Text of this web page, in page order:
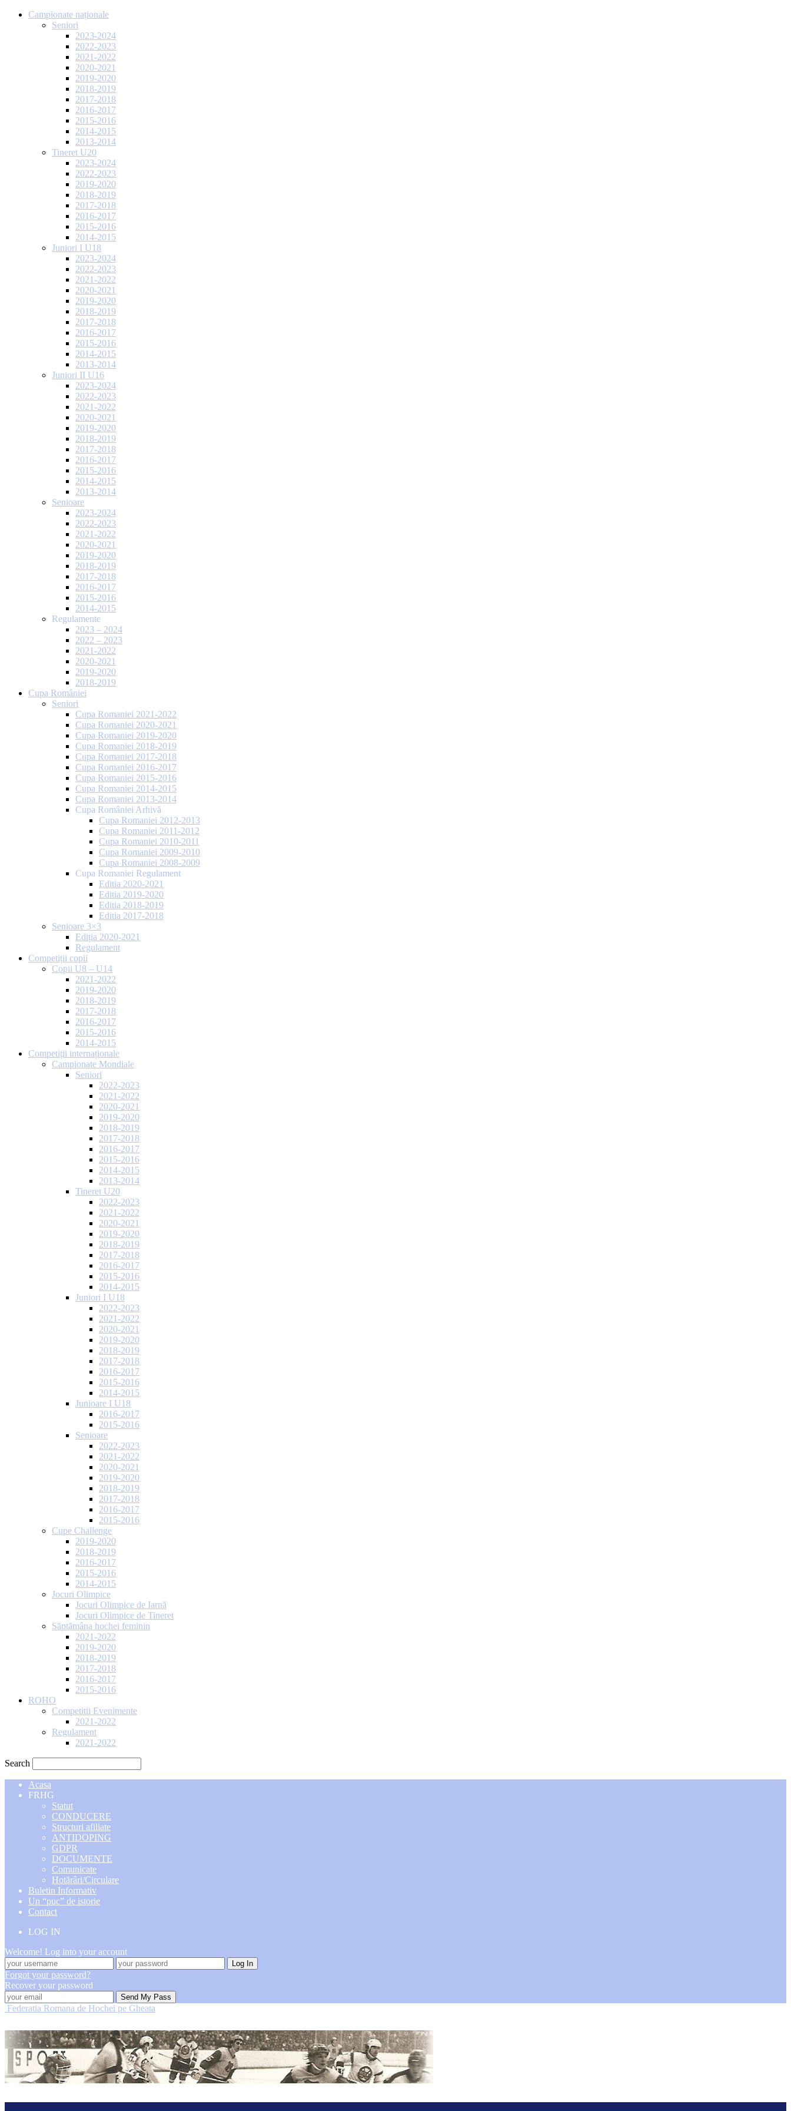
Campionate naționale
Seniori
2023-2024
2022-2023
2021-2022
2020-2021
2019-2020
2018-2019
2017-2018
2016-2017
2015-2016
2014-2015
2013-2014
Tineret U20
2023-2024
2022-2023
2019-2020
2018-2019
2017-2018
2016-2017
2015-2016
2014-2015
Juniori I U18
2023-2024
2022-2023
2021-2022
2020-2021
2019-2020
2018-2019
2017-2018
2016-2017
2015-2016
2014-2015
2013-2014
Juniori II U16
2023-2024
2022-2023
2021-2022
2020-2021
2019-2020
2018-2019
2017-2018
2016-2017
2015-2016
2014-2015
2013-2014
Senioare
2023-2024
2022-2023
2021-2022
2020-2021
2019-2020
2018-2019
2017-2018
2016-2017
2015-2016
2014-2015
Regulamente
2023 – 2024
2022 – 2023
2021-2022
2020-2021
2019-2020
2018-2019
Cupa României
Seniori
Cupa Romaniei 2021-2022
Cupa Romaniei 2020-2021
Cupa Romaniei 2019-2020
Cupa Romaniei 2018-2019
Cupa Romaniei 2017-2018
Cupa Romaniei 2016-2017
Cupa Romaniei 2015-2016
Cupa Romaniei 2014-2015
Cupa Romaniei 2013-2014
Cupa României Arhivă
Cupa Romaniei 2012-2013
Cupa Romaniei 2011-2012
Cupa Romaniei 2010-2011
Cupa Romaniei 2009-2010
Cupa Romaniei 2008-2009
Cupa Romaniei Regulament
Editia 2020-2021
Editia 2019-2020
Editia 2018-2019
Editia 2017-2018
Senioare 3×3
Ediția 2020-2021
Regulament
Competiții copii
Copii U8 – U14
2021-2022
2019-2020
2018-2019
2017-2018
2016-2017
2015-2016
2014-2015
Competiții internaționale
Campionate Mondiale
Seniori
2022-2023
2021-2022
2020-2021
2019-2020
2018-2019
2017-2018
2016-2017
2015-2016
2014-2015
2013-2014
Tineret U20
2022-2023
2021-2022
2020-2021
2019-2020
2018-2019
2017-2018
2016-2017
2015-2016
2014-2015
Juniori I U18
2022-2023
2021-2022
2020-2021
2019-2020
2018-2019
2017-2018
2016-2017
2015-2016
2014-2015
Junioare I U18
2016-2017
2015-2016
Senioare
2022-2023
2021-2022
2020-2021
2019-2020
2018-2019
2017-2018
2016-2017
2015-2016
Cupe Challenge
2019-2020
2018-2019
2016-2017
2015-2016
2014-2015
Jocuri Olimpice
Jocuri Olimpice de Iarnă
Jocuri Olimpice de Tineret
Săptămâna hochei feminin
2021-2022
2019-2020
2018-2019
2017-2018
2016-2017
2015-2016
ROHO
Competitii Evenimente
2021-2022
Regulament
2021-2022
Search
Acasa
FRHG
Statut
CONDUCERE
Structuri afiliate
ANTIDOPING
GDPR
DOCUMENTE
Comunicate
Hotărâri/Circulare
Buletin Informativ
Un “puc” de istorie
Contact
LOG IN
Welcome! Log into your account
Forgot your password?
Recover your password
Federatia Romana de Hochei pe Gheata